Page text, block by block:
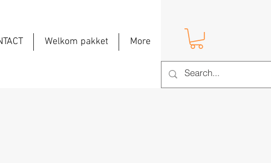
Welkom pakket More